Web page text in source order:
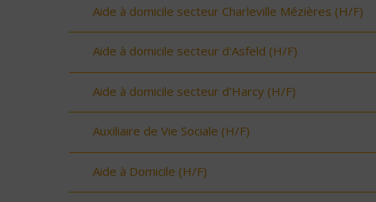
Aide à domicile secteur Charleville Mézières (H/F)
Aide à domicile secteur d'Asfeld (H/F)
Aide à domicile secteur d'Harcy (H/F)
Auxiliaire de Vie Sociale (H/F)
Aide à Domicile (H/F)